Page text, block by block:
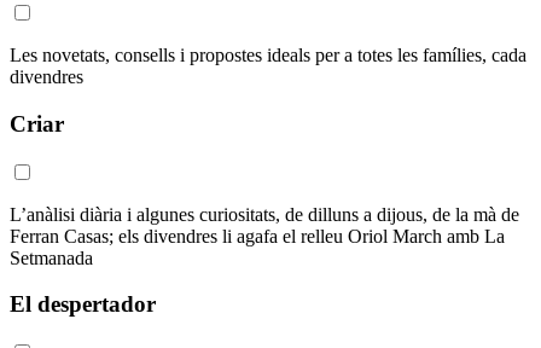
Les novetats, consells i propostes ideals per a totes les famílies, cada
divendres
Criar
L’anàlisi diària i algunes curiositats, de dilluns a dijous, de la mà de
Ferran Casas; els divendres li agafa el relleu Oriol March amb La
Setmanada
El despertador